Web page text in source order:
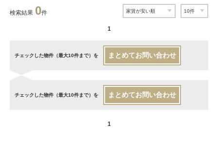
検索結果 0件
1
チェックした物件（最大10件まで）を まとめてお問い合わせ
チェックした物件（最大10件まで）を まとめてお問い合わせ
1